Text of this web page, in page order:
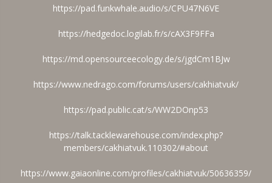
https://pad.funkwhale.audio/s/CPU47N6VE
https://hedgedoc.logilab.fr/s/cAX3F9FFa
https://md.opensourceecology.de/s/jgdCm1BJw
https://www.nedrago.com/forums/users/cakhiatvuk/
https://pad.public.cat/s/WW2DOnp53
https://talk.tacklewarehouse.com/index.php?
members/cakhiatvuk.110302/#about
https://www.gaiaonline.com/profiles/cakhiatvuk/50636359/